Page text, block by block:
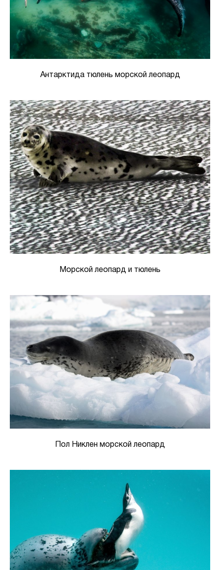
Антарктида тюлень морской леопард
Морской леопард и тюлень
Пол Никлен морской леопард